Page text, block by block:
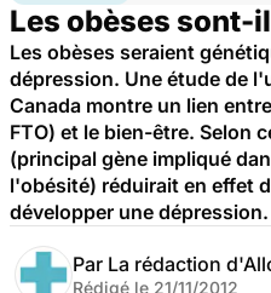
Les obèses sont-
Les obèses seraient
dépression. Une étude de
Canada montre un lien
FTO) et le bien-être. Selon
(principal gène impliqué
l'obésité) réduirait en effet
développer une dépression.
Par La rédaction
Rédigé le 21/11/2012